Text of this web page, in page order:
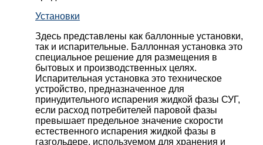
Установки
Здесь представлены как баллонные установки,
так и испарительные. Баллонная установка это
специальное решение для размещения в
бытовых и производственных целях.
Испарительная установка это техническое
устройство, предназначенное для
принудительного испарения жидкой фазы СУГ,
если расход потребителей паровой фазы
превышает предельное значение скорости
естественного испарения жидкой фазы в
газгольдере, используемом для хранения и